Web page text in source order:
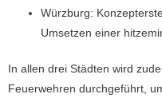
Würzburg:
Umsetzen einer
In allen drei Städten wird
Feuerwehren durchgeführt,